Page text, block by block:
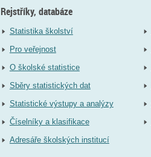
Rejstříky, databáze
Statistika školství
Pro veřejnost
O školské statistice
Sběry statistických dat
Statistické výstupy a analýzy
Číselníky a klasifikace
Adresáře školských institucí